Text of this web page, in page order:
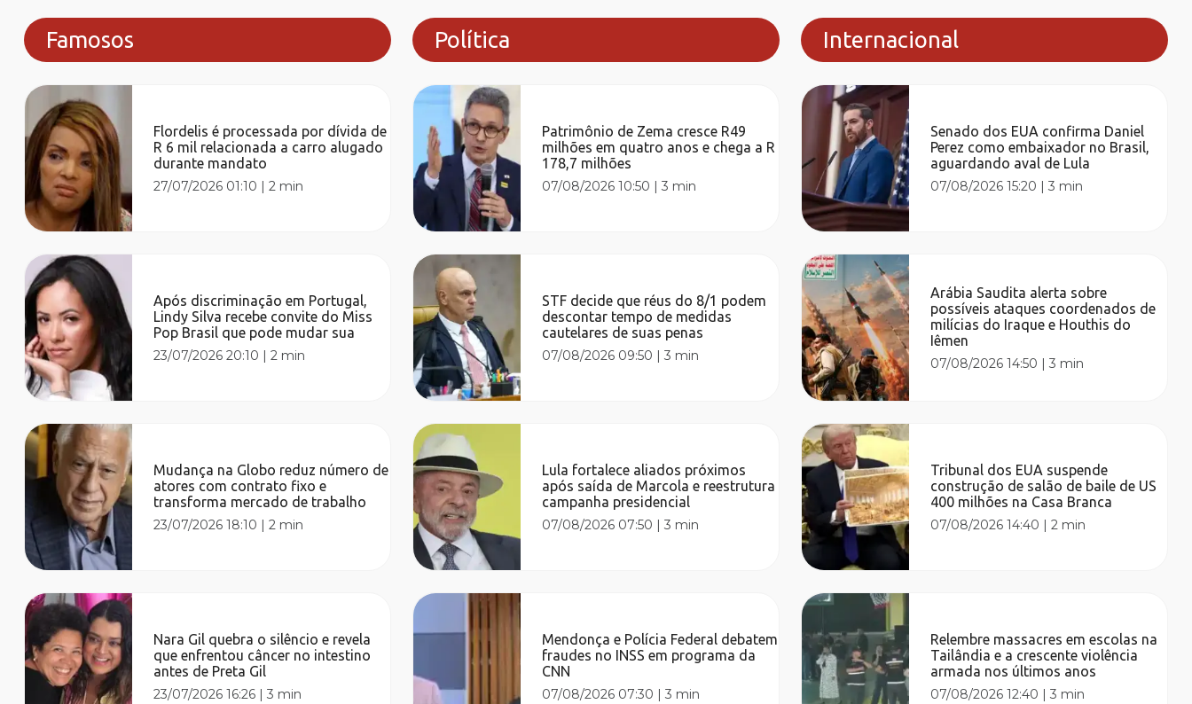
Famosos
Flordelis é processada por dívida de
R 6 mil relacionada a carro alugado
durante mandato
27/07/2026 01:10 |2 min
Após discriminação em Portugal,
Lindy Silva recebe convite do Miss
Pop Brasil que pode mudar sua
23/07/2026 20:10 |2 min
Mudança na Globo reduz número de
atores com contrato fixo e
transforma mercado de trabalho
23/07/2026 18:10 |2 min
Nara Gil quebra o silêncio e revela
que enfrentou câncer no intestino
antes de Preta Gil
23/07/2026 16:26 |3 min
Política
Patrimônio de Zema cresce R49
milhões em quatro anos e chega a R
178,7 milhões
07/08/2026 10:50 |3 min
STF decide que réus do 8/1 podem
descontar tempo de medidas
cautelares de suas penas
07/08/2026 09:50 |3 min
Lula fortalece aliados próximos
após saída de Marcola e reestrutura
campanha presidencial
07/08/2026 07:50 |3 min
Mendonça e Polícia Federal debatem
fraudes no INSS em programa da
CNN
07/08/2026 07:30 |3 min
Internacional
Senado dos EUA confirma Daniel
Perez como embaixador no Brasil,
aguardando aval de Lula
07/08/2026 15:20 |3 min
Arábia Saudita alerta sobre
possíveis ataques coordenados de
milícias do Iraque e Houthis do
Iêmen
07/08/2026 14:50 |3 min
Tribunal dos EUA suspende
construção de salão de baile de US
400 milhões na Casa Branca
07/08/2026 14:40 |2 min
Relembre massacres em escolas na
Tailândia e a crescente violência
armada nos últimos anos
07/08/2026 12:40 |3 min